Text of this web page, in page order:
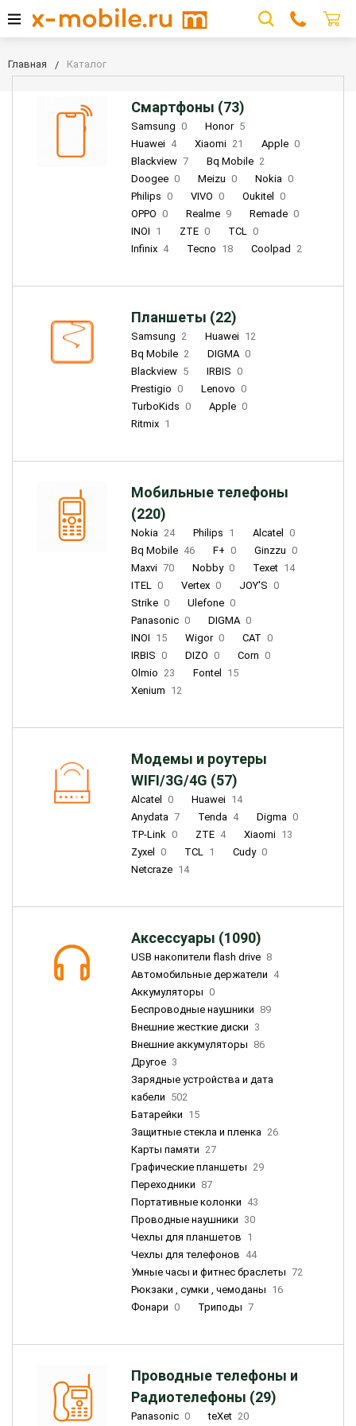
Главная Каталог
Смартфоны (73)
Samsung 0 Honor 5
Huawei 4 Xiaomi 21 Apple 0
Blackview 7 Bq Mobile 2
Doogee 0 Meizu 0 Nokia 0
Philips 0 VIVO 0 Oukitel
0
OPPO 0 Realme 9 Remade 0
INOI 1 ZTE 0 TCL 0
Infinix 4 Tecno 18 Coolpad 2
Планшеты (22)
Samsung 2 Huawei 12
Bq Mobile 2 DIGMA 0
Blackview 5 IRBIS 0
Prestigio 0 Lenovo 0
TurboKids 0 Apple 0
Ritmix 1
Мобильные телефоны
(220)
Nokia 24 Philips 1 Alcatel
0
Bq Mobile 46 F+ 0 Ginzzu 0
Maxvi 70 Nobby 0 Texet 14
ITEL 0 Vertex 0 JOY'S 0
Strike 0 Ulefone 0
Panasonic 0 DIGMA 0
INOI 15 Wigor 0 CAT 0
IRBIS 0 DIZO 0 Corn 0
Olmio 23 Fontel
15
Xenium 12
Модемы и роутеры
WIFI/3G/4G (57)
Alcatel 0 Huawei 14
Anydata 7 Tenda 4 Digma 0
TP-Link 0 ZTE 4 Xiaomi 13
Zyxel
0 TCL 1 Cudy 0
Netcraze 14
Аксессуары (1090)
USB накопители flash drive 8
Автомобильные держатели 4
Аккумуляторы 0
Беспроводные наушники 89
Внешние жесткие диски 3
Внешние аккумуляторы 86
Другое 3
Зарядные устройства и дата
кабели 502
Батарейки 15
Защитные стекла и пленка 26
Карты памяти 27
Графические планшеты 29
Переходники 87
Портативные колонки 43
Проводные наушники 30
Чехлы для планшетов 1
Чехлы для телефонов 44
Умные часы и фитнес браслеты 72
Рюкзаки , сумки , чемоданы 16
Фонари 0 Триподы 7
Проводные телефоны и
Радиотелефоны (29)
Panasonic 0 teXet 20